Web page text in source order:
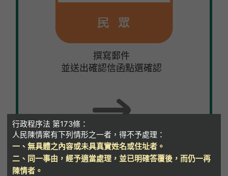
撰寫郵件
並送出確認信函點選確認
行政程序法 第173條：
人民陳情案有下列情形之一者，得不予處理：
一、無具體之內容或未具真實姓名或住址者。
二、同一事由，經予適當處理，並已明確答覆後，而仍一再
陳情者。